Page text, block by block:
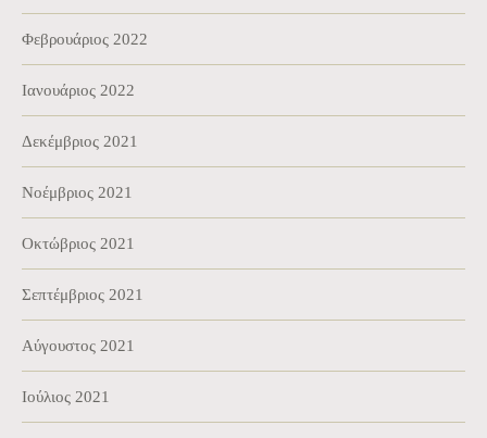
Φεβρουάριος 2022
Ιανουάριος 2022
Δεκέμβριος 2021
Νοέμβριος 2021
Οκτώβριος 2021
Σεπτέμβριος 2021
Αύγουστος 2021
Ιούλιος 2021